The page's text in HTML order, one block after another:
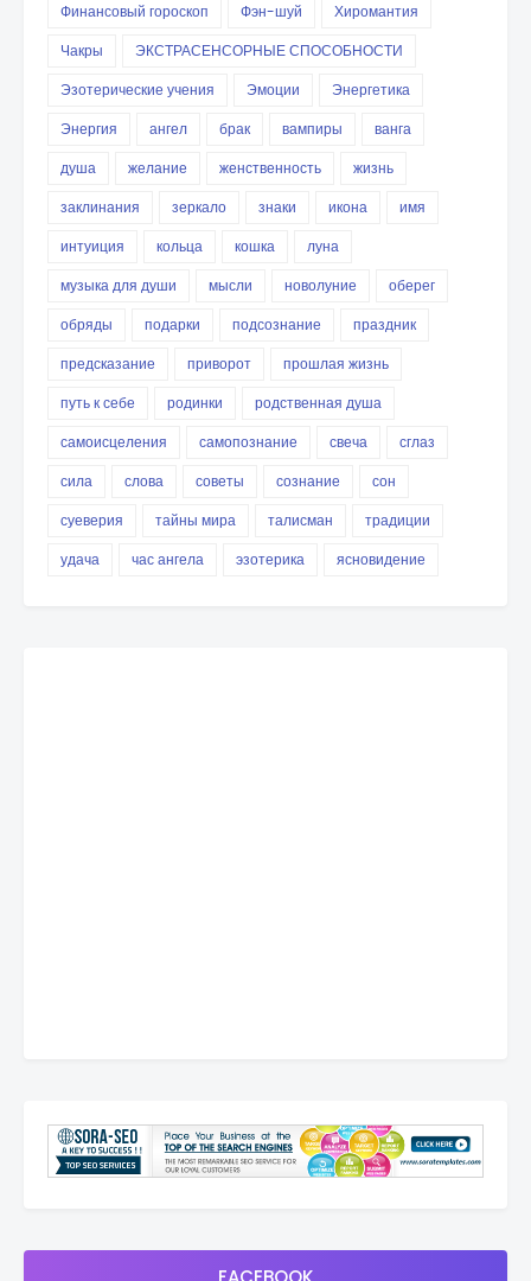
Финансовый гороскоп
Фэн-шуй
Хиромантия
Чакры
ЭКСТРАСЕНСОРНЫЕ СПОСОБНОСТИ
Эзотерические учения
Эмоции
Энергетика
Энергия
ангел брак вампиры
ванга
душа
желание женственность
жизнь
заклинания
зеркало знаки икона
имя
интуиция
кольца кошка
луна
музыка для души
мысли новолуние
оберег
обряды
подарки подсознание
праздник
предсказание
приворот
прошлая жизнь
путь к себе
родинки
родственная душа
самоисцеления
самопознание свеча
сглаз
сила
слова советы сознание
сон
суеверия
тайны мира талисман
традиции
удача
час ангела эзотерика ясновидение